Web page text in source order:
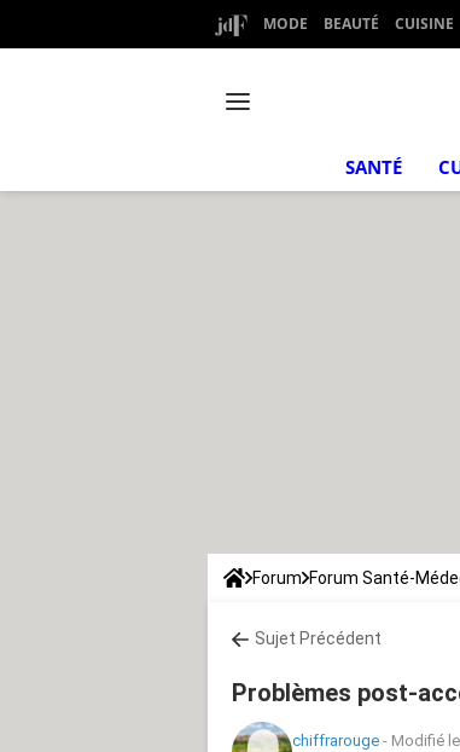
MODE BEAUTÉ CUISINE
SANTÉ
Forum Forum Santé-
Sujet Précédent
Problèmes post-
chiffrarouge - Modifié le